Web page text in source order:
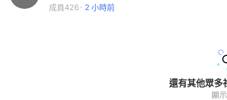
成員426
2 小時前
還有其他眾多
顯